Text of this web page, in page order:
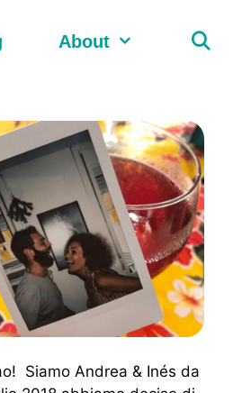
About
Siamo Andrea & Inés da